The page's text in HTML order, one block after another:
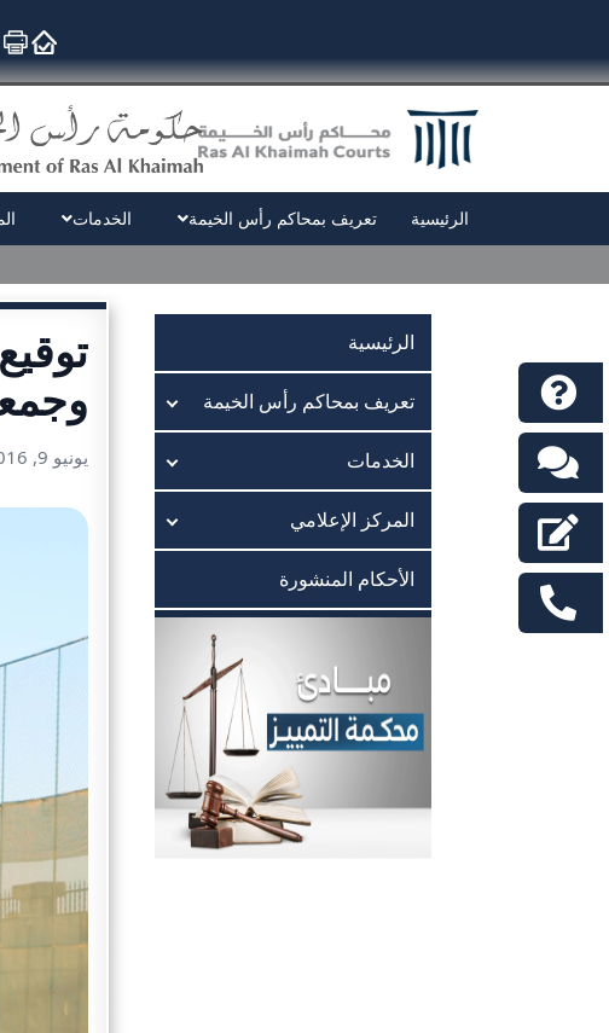
الرئيسية تعريف بمحاكم رأس الخيمة الخدمات
الرئيسية
تعريف بمحاكم رأس الخيمة
الخدمات
المركز الإعلامي
الأحكام المنشورة
يونيو 9, 2016